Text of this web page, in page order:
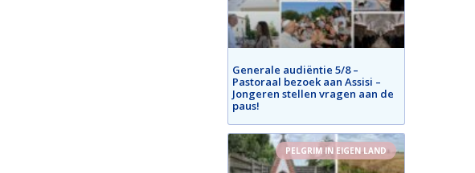
Generale audiëntie 5/8 –
Pastoraal bezoek aan Assisi –
Jongeren stellen vragen aan de
paus!
PELGRIM IN EIGEN LAND